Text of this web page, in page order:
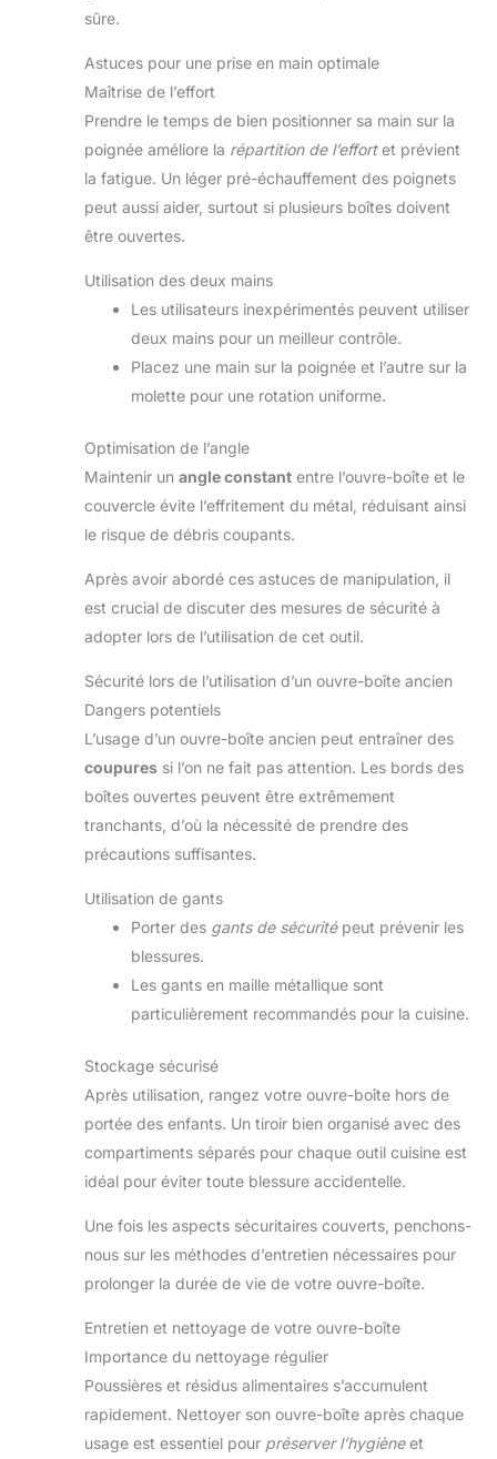
sûre.
Astuces pour une prise en main optimale
Maîtrise de l’effort
Prendre le temps de bien positionner sa main sur la
poignée améliore la répartition de l’effortet prévient
la fatigue. Un léger pré-échauffement des poignets
peut aussi aider, surtout si plusieurs boîtes doivent
être ouvertes.
Utilisation des deux mains
Les utilisateurs inexpérimentés peuvent utiliser
deux mains pour un meilleur contrôle.
Placez une main sur la poignée et l’autre sur la
molette pour une rotation uniforme.
Optimisation de l’angle
Maintenir un angle constant entre l’ouvre-boîte et le
couvercle évite l’effritement du métal, réduisant ainsi
le risque de débris coupants.
Après avoir abordé ces astuces de manipulation, il
est crucial de discuter des mesures de sécurité à
adopter lors de l’utilisation de cet outil.
Sécurité lors de l’utilisation d’un ouvre-boîte ancien
Dangers potentiels
L’usage d’un ouvre-boîte ancien peut entraîner des
coupures si l’on ne fait pas attention. Les bords des
boîtes ouvertes peuvent être extrêmement
tranchants, d’où la nécessité de prendre des
précautions suffisantes.
Utilisation de gants
Porter des gants de sécuritépeut prévenir les
blessures.
Les gants en maille métallique sont
particulièrement recommandés pour la cuisine.
Stockage sécurisé
Après utilisation, rangez votre ouvre-boîte hors de
portée des enfants. Un tiroir bien organisé avec des
compartiments séparés pour chaque outil cuisine est
idéal pour éviter toute blessure accidentelle.
Une fois les aspects sécuritaires couverts, penchons-
nous sur les méthodes d’entretien nécessaires pour
prolonger la durée de vie de votre ouvre-boîte.
Entretien et nettoyage de votre ouvre-boîte
Importance du nettoyage régulier
Poussières et résidus alimentaires s’accumulent
rapidement. Nettoyer son ouvre-boîte après chaque
usage est essentiel pour préserver l’hygièneet